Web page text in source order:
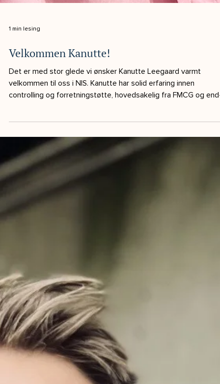
Velkommen Kanutte!
Det er med stor glede vi ønsker Kanutte Leegaard varmt
controlling og forretningstøtte, hovedsakelig fra FMCG og
ansvar for både produksjon og logistikk. Hun har bred erfari